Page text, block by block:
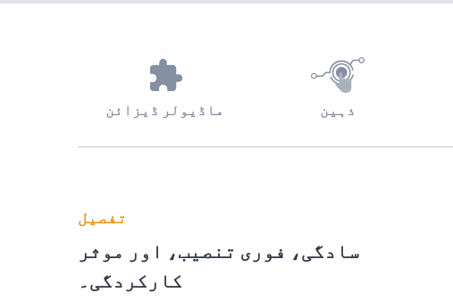
ماڈیولر ڈیزائن ذہین
تفصیل
سادگی، فوری تنصیب، اور موثر
کارکردگی۔